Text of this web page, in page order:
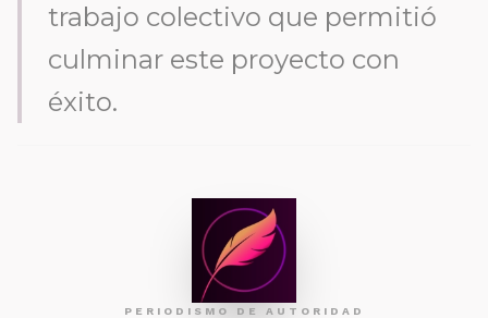
trabajo colectivo que permitió
culminar este proyecto con
éxito.
PERIODISMO DE AUTORIDAD